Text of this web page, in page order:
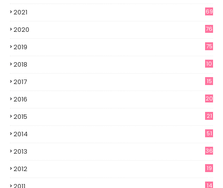
2021 69
2020 76
2019 75
2018 10
2017 15
2016 20
2015 21
2014 51
2013 36
2012
19
14